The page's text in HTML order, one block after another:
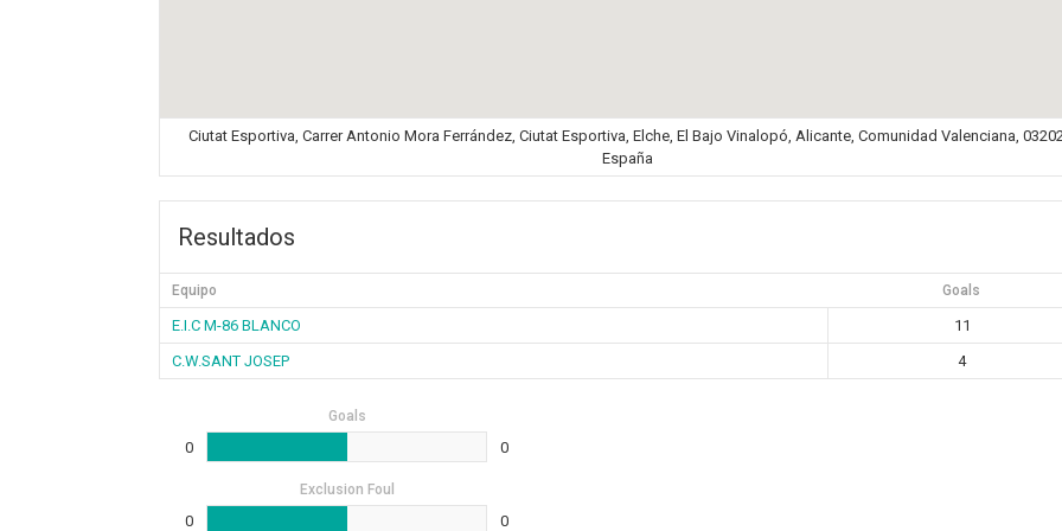
Ciutat Esportiva, Carrer Antonio Mora Ferrández, Ciutat Esportiva, Elche, El Bajo Vinalopó, Alicante, Comunidad Valenciana,
España
Resultados
Equipo Goals
E.I.C M-86 BLANCO
11
C.W.SANT JOSEP
4
Goals
0 0
Exclusion Foul
0 0